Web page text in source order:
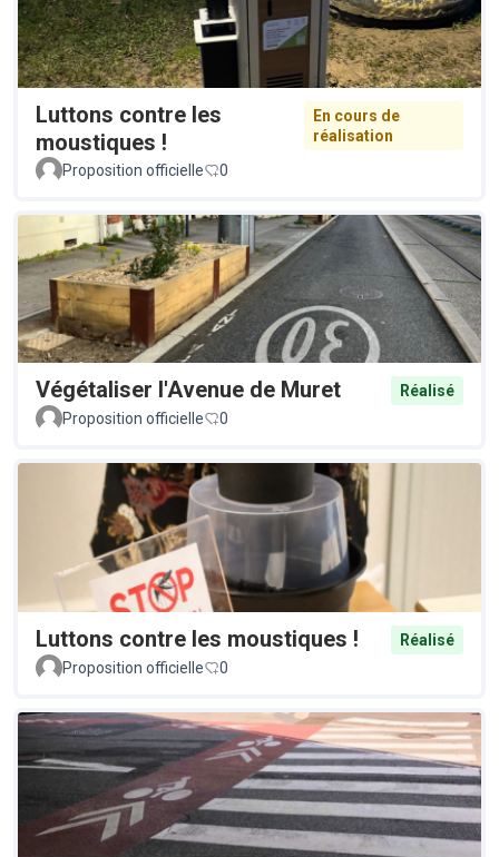
Luttons contre les
moustiques !
En cours de
réalisation
Proposition officielle
0
Végétaliser l'Avenue de Muret
Réalisé
Proposition officielle
0
Luttons contre les moustiques !
Réalisé
Proposition officielle
0